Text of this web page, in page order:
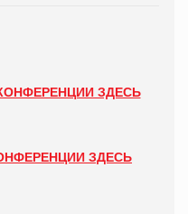
ЗДЕСЬ
ЗДЕСЬ